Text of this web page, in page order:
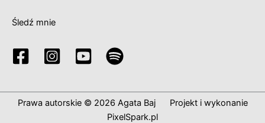
Śledź mnie
Prawa autorskie © 2026 Agata Baj Projekt i wykonanie
PixelSpark.pl